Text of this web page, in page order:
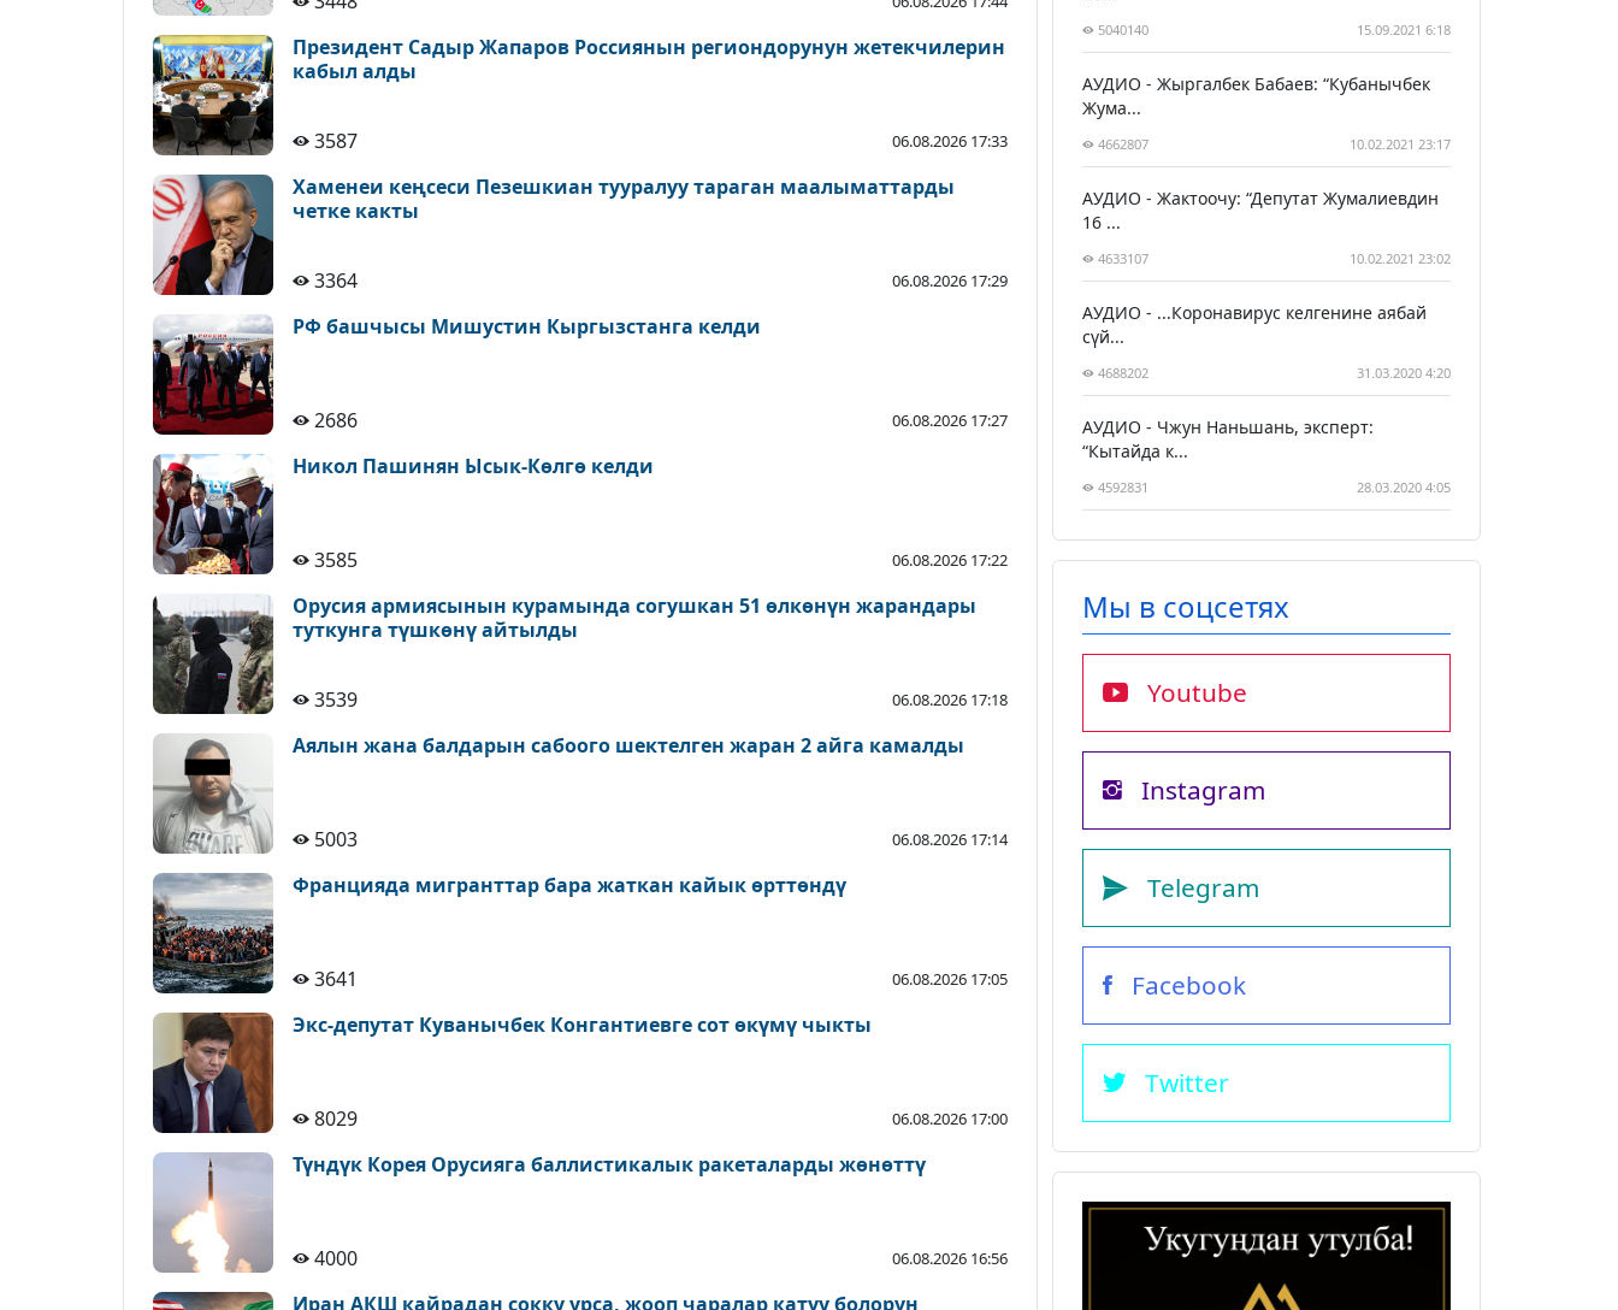
Президент Садыр Жапаров Россиянын региондорунун жетекчилерин
кабыл алды
3587 06.08.2026 17:33
Хаменеи кеңсеси Пезешкиан тууралуу тараган маалыматтарды
четке какты
3364 06.08.2026 17:29
РФ башчысы Мишустин Кыргызстанга келди
2686 06.08.2026 17:27
Никол Пашинян Ысык-Көлгө келди
3585 06.08.2026 17:22
Орусия армиясынын курамында согушкан 51 өлкөнүн жарандары
туткунга түшкөнү айтылды
3539 06.08.2026 17:18
Аялын жана балдарын сабоого шектелген жаран 2 айга камалды
5003 06.08.2026 17:14
Францияда мигранттар бара жаткан кайык өрттөндү
3641 06.08.2026 17:05
Экс-депутат Куванычбек Конгантиевге сот өкүмү чыкты
8029 06.08.2026 17:00
Түндүк Корея Орусияга баллистикалык ракеталарды жөнөттү
4000 06.08.2026 16:56
Иран АКШ кайрадан сокку урса, жооп чаралар катуу болорун
5040140 15.09.2021 6:18
АУДИО - Жыргалбек Бабаев: “Кубанычбек
Жума...
4662807 10.02.2021 23:17
АУДИО - Жактоочу: “Депутат Жумалиевдин
16 ...
4633107 10.02.2021 23:02
АУДИО - ...Коронавирус келгенине аябай
сүй...
4688202 31.03.2020 4:20
АУДИО - Чжун Наньшань, эксперт:
“Кытайда к...
4592831 28.03.2020 4:05
Мы в соцсетях
Youtube
Instagram
Telegram
Facebook
Twitter